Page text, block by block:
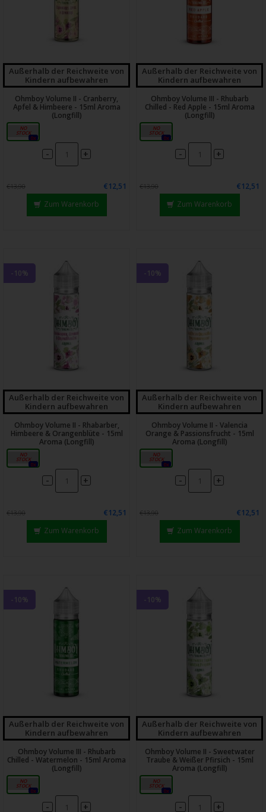
Außerhalb der Reichweite von
Kindern aufbewahren
Ohmboy Volume II - Cranberry,
Apfel & Himbeere - 15ml Aroma
(Longfill)
15ml
0x
- +
€13,90
€12,51
Zum Warenkorb
Außerhalb der Reichweite von
Kindern aufbewahren
Ohmboy Volume III - Rhubarb
Chilled - Red Apple - 15ml Aroma
(Longfill)
15ml
0x
- +
€13,90
€12,51
Zum Warenkorb
-10%
Außerhalb der Reichweite von
Kindern aufbewahren
Ohmboy Volume II - Rhabarber,
Himbeere & Orangenblüte - 15ml
Aroma (Longfill)
15ml
0x
- +
€13,90
€12,51
Zum Warenkorb
-10%
Außerhalb der Reichweite von
Kindern aufbewahren
Ohmboy Volume II - Valencia
Orange & Passionsfrucht - 15ml
Aroma (Longfill)
15ml
0x
- +
€13,90
€12,51
Zum Warenkorb
-10%
Außerhalb der Reichweite von
Kindern aufbewahren
Ohmboy Volume III - Rhubarb
Chilled - Watermelon - 15ml Aroma
(Longfill)
15ml
0x
- +
-10%
Außerhalb der Reichweite von
Kindern aufbewahren
Ohmboy Volume II - Sweetwater
Traube & Weißer Pfirsich - 15ml
Aroma (Longfill)
15ml
0x
- +